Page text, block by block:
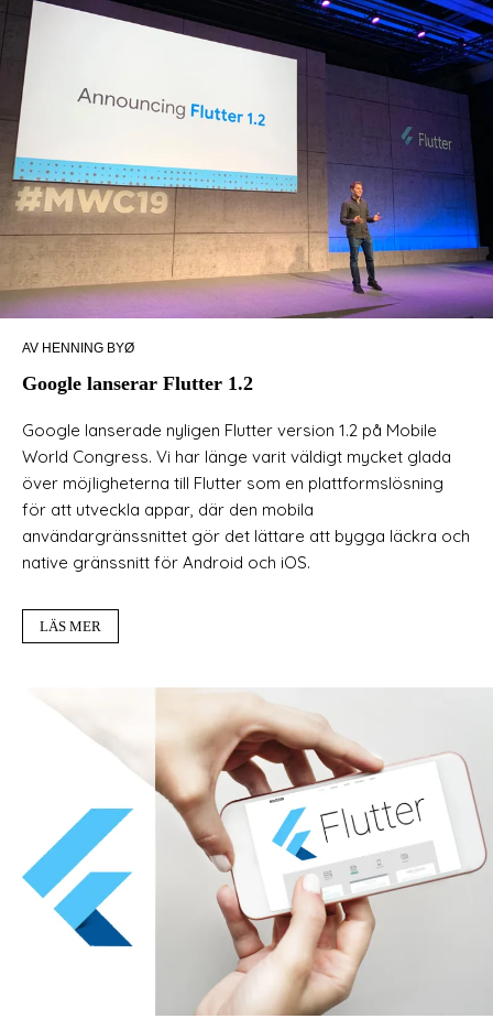
AV HENNING BYØ
Google lanserar Flutter 1.2
Google lanserade nyligen Flutter version 1.2 på Mobile
World Congress. Vi har länge varit väldigt mycket glada
över möjligheterna till Flutter som en plattformslösning
för att utveckla appar, där den mobila
användargränssnittet gör det lättare att bygga läckra och
native gränssnitt för Android och iOS.
LÄS MER